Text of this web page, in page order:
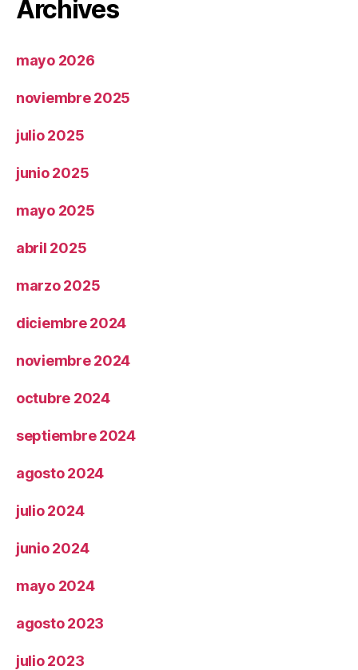
Archives
mayo 2026
noviembre 2025
julio 2025
junio 2025
mayo 2025
abril 2025
marzo 2025
diciembre 2024
noviembre 2024
octubre 2024
septiembre 2024
agosto 2024
julio 2024
junio 2024
mayo 2024
agosto 2023
julio 2023